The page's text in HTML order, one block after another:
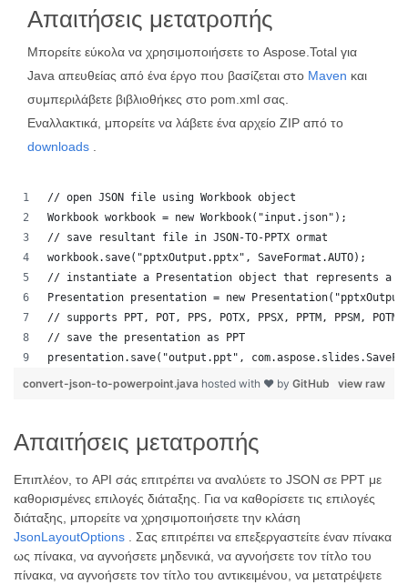
Απαιτήσεις μετατροπής
Μπορείτε εύκολα να χρησιμοποιήσετε το Aspose.Total για
Java απευθείας από ένα έργο που βασίζεται στο Maven και
συμπεριλάβετε βιβλιοθήκες στο pom.xml σας.
Εναλλακτικά, μπορείτε να λάβετε ένα αρχείο ZIP από το
downloads
// open JSON file using Workbook object
Workbook workbook = new Workbook("input.json");
// save resultant file in JSON-TO-PPTX ormat
workbook.save("pptxOutput.pptx", SaveFormat.AUTO);
// instantiate a Presentation object that represents a
Presentation presentation = new
// supports PPT, POT, PPS, POTX, PPSX, PPTM, PPSM,
// save the presentation as PPT
presentation.save("output.ppt",
view raw
convert-json-to-powerpoint.java hosted with ❤ by GitHub
Απαιτήσεις μετατροπής
Επιπλέον, το API σάς επιτρέπει να αναλύετε το JSON σε PPT με
καθορισμένες επιλογές διάταξης. Για να καθορίσετε τις επιλογές
διάταξης, μπορείτε να χρησιμοποιήσετε την κλάση
JsonLayoutOptions . Σας επιτρέπει να επεξεργαστείτε έναν πίνακα
ως πίνακα, να αγνοήσετε μηδενικά, να αγνοήσετε τον τίτλο του
πίνακα, να αγνοήσετε τον τίτλο του αντικειμένου, να μετατρέψετε